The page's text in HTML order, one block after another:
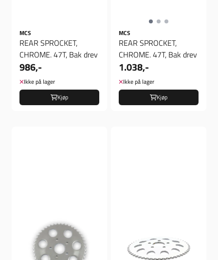
MCS
REAR SPROCKET,
CHROME. 47T, Bak drev
986,-
Ikke på lager
Kjøp
MCS
REAR SPROCKET,
CHROME. 47T, Bak drev
1.038,-
Ikke på lager
Kjøp